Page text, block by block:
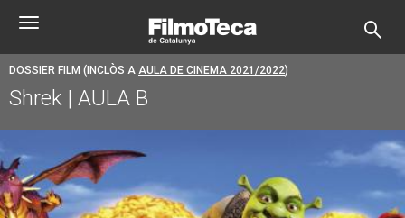
Toggle
DOSSIER FILM (INCLÒS A AULA DE CINEMA 2021/2022)
Shrek | AULA B